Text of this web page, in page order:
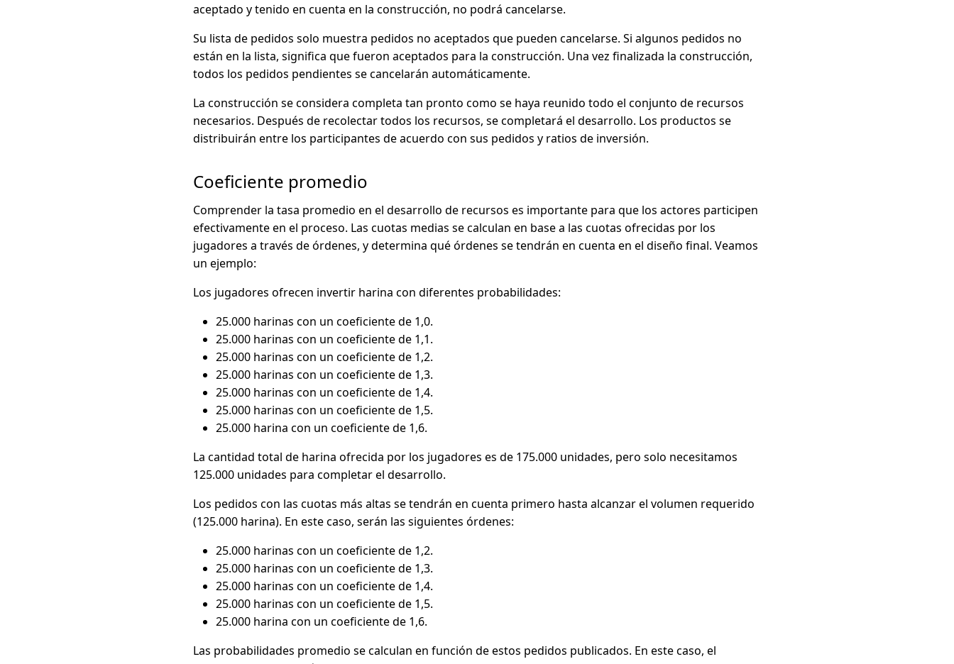
aceptado y tenido en cuenta en la construcción, no podrá cancelarse.
Su lista de pedidos solo muestra pedidos no aceptados que pueden cancelarse. Si algunos pedidos no
están en la lista, significa que fueron aceptados para la construcción. Una vez finalizada la construcción,
todos los pedidos pendientes se cancelarán automáticamente.
La construcción se considera completa tan pronto como se haya reunido todo el conjunto de recursos
necesarios. Después de recolectar todos los recursos, se completará el desarrollo. Los productos se
distribuirán entre los participantes de acuerdo con sus pedidos y ratios de inversión.
Coeficiente promedio
Comprender la tasa promedio en el desarrollo de recursos es importante para que los actores participen
efectivamente en el proceso. Las cuotas medias se calculan en base a las cuotas ofrecidas por los
jugadores a través de órdenes, y determina qué órdenes se tendrán en cuenta en el diseño final. Veamos
un ejemplo:
Los jugadores ofrecen invertir harina con diferentes probabilidades:
25.000 harinas con un coeficiente de 1,0.
25.000 harinas con un coeficiente de 1,1.
25.000 harinas con un coeficiente de 1,2.
25.000 harinas con un coeficiente de 1,3.
25.000 harinas con un coeficiente de 1,4.
25.000 harinas con un coeficiente de 1,5.
25.000 harina con un coeficiente de 1,6.
La cantidad total de harina ofrecida por los jugadores es de 175.000 unidades, pero solo necesitamos
125.000 unidades para completar el desarrollo.
Los pedidos con las cuotas más altas se tendrán en cuenta primero hasta alcanzar el volumen requerido
(125.000 harina). En este caso, serán las siguientes órdenes:
25.000 harinas con un coeficiente de 1,2.
25.000 harinas con un coeficiente de 1,3.
25.000 harinas con un coeficiente de 1,4.
25.000 harinas con un coeficiente de 1,5.
25.000 harina con un coeficiente de 1,6.
Las probabilidades promedio se calculan en función de estos pedidos publicados. En este caso, el